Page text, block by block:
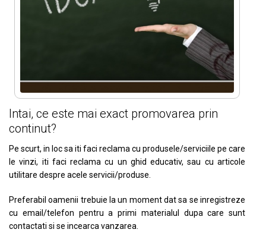
Intai, ce este mai exact promovarea prin
continut?
Pe scurt, in loc sa iti faci reclama cu produsele/serviciile pe care
le vinzi, iti faci reclama cu un ghid educativ, sau cu articole
utilitare despre acele servicii/produse.
Preferabil oamenii trebuie la un moment dat sa se inregistreze
cu email/telefon pentru a primi materialul dupa care sunt
contactati si se incearca vanzarea.